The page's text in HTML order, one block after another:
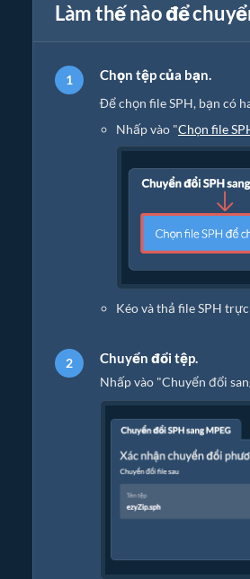
Làm thế nào để
Chọn tệp của bạn.
Để chọn file SPH, bạn có
Nhấp vào "Chọn file
Kéo và thả file SPH
Chuyển đổi tệp.
Nhấp vào "Chuyển đổi